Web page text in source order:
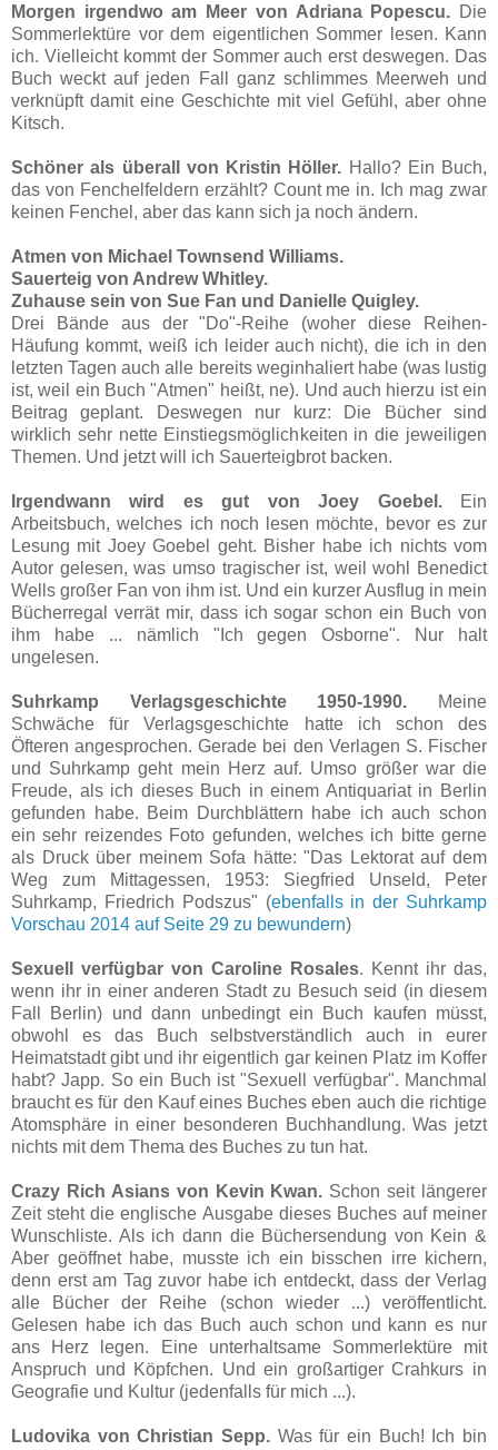
Morgen irgendwo am Meer von Adriana Popescu. Die
Sommerlektüre vor dem eigentlichen Sommer lesen. Kann
ich. Vielleicht kommt der Sommer auch erst deswegen. Das
Buch weckt auf jeden Fall ganz schlimmes Meerweh und
verknüpft damit eine Geschichte mit viel Gefühl, aber ohne
Kitsch.
Schöner als überall von Kristin Höller. Hallo? Ein Buch,
das von Fenchelfeldern erzählt? Count me in. Ich mag zwar
keinen Fenchel, aber das kann sich ja noch ändern.
Atmen von Michael Townsend Williams.
Sauerteig von Andrew Whitley.
Zuhause sein von Sue Fan und Danielle Quigley.
Drei Bände aus der "Do"-Reihe (woher diese Reihen-
Häufung kommt, weiß ich leider auch nicht), die ich in den
letzten Tagen auch alle bereits weginhaliert habe (was lustig
ist, weil ein Buch "Atmen" heißt, ne). Und auch hierzu ist ein
Beitrag geplant. Deswegen nur kurz: Die Bücher sind
wirklich sehr nette Einstiegsmöglichkeiten in die jeweiligen
Themen. Und jetzt will ich Sauerteigbrot backen.
Irgendwann wird es gut von Joey Goebel.
Ein
Arbeitsbuch, welches ich noch lesen möchte, bevor es zur
Lesung mit Joey Goebel geht. Bisher habe ich nichts vom
Autor gelesen, was umso tragischer ist, weil wohl Benedict
Wells großer Fan von ihm ist. Und ein kurzer Ausflug in mein
Bücherregal verrät mir, dass ich sogar schon ein Buch von
ihm habe ... nämlich "Ich gegen Osborne". Nur halt
ungelesen.
Suhrkamp Verlagsgeschichte 1950-1990.
Meine
Schwäche für Verlagsgeschichte hatte ich schon des
Öfteren angesprochen. Gerade bei den Verlagen S. Fischer
und Suhrkamp geht mein Herz auf. Umso größer war die
Freude, als ich dieses Buch in einem Antiquariat in Berlin
gefunden habe. Beim Durchblättern habe ich auch schon
ein sehr reizendes Foto gefunden, welches ich bitte gerne
als Druck über meinem Sofa hätte: "Das Lektorat auf dem
Weg zum Mittagessen, 1953: Siegfried Unseld, Peter
Suhrkamp, Friedrich Podszus" (ebenfalls in der Suhrkamp
Vorschau 2014 auf Seite 29 zu bewundern)
Sexuell verfügbar von Caroline Rosales. Kennt ihr das,
wenn ihr in einer anderen Stadt zu Besuch seid (in diesem
Fall Berlin) und dann unbedingt ein Buch kaufen müsst,
obwohl es das Buch selbstverständlich auch in eurer
Heimatstadt gibt und ihr eigentlich gar keinen Platz im Koffer
habt? Japp. So ein Buch ist "Sexuell verfügbar". Manchmal
braucht es für den Kauf eines Buches eben auch die richtige
Atomsphäre in einer besonderen Buchhandlung. Was jetzt
nichts mit dem Thema des Buches zu tun hat.
Crazy Rich Asians von Kevin Kwan. Schon seit längerer
Zeit steht die englische Ausgabe dieses Buches auf meiner
Wunschliste. Als ich dann die Büchersendung von Kein &
Aber geöffnet habe, musste ich ein bisschen irre kichern,
denn erst am Tag zuvor habe ich entdeckt, dass der Verlag
alle Bücher der Reihe (schon wieder ...) veröffentlicht.
Gelesen habe ich das Buch auch schon und kann es nur
ans Herz legen. Eine unterhaltsame Sommerlektüre mit
Anspruch und Köpfchen. Und ein großartiger Crahkurs in
Geografie und Kultur (jedenfalls für mich ...).
Ludovika von Christian Sepp. Was für ein Buch! Ich bin